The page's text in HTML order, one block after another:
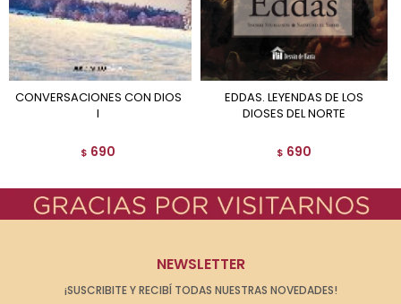
CONVERSACIONES CON DIOS
I
$ 690
EDDAS. LEYENDAS DE LOS
DIOSES DEL NORTE
$ 690
NEWSLETTER
¡SUSCRIBITE Y RECIBÍ TODAS NUESTRAS NOVEDADES!